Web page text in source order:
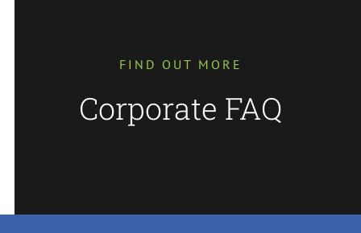
FIND OUT MORE
Corporate FAQ